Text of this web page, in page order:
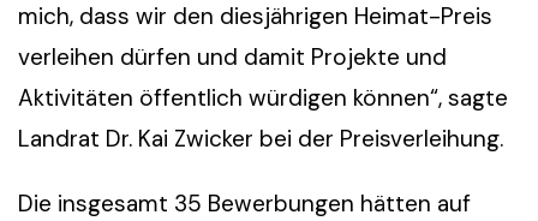
mich, dass wir den diesjährigen Heimat-Preis
verleihen dürfen und damit Projekte und
Aktivitäten öffentlich würdigen können“, sagte
Landrat Dr. Kai Zwicker bei der Preisverleihung.
Die insgesamt 35 Bewerbungen hätten auf